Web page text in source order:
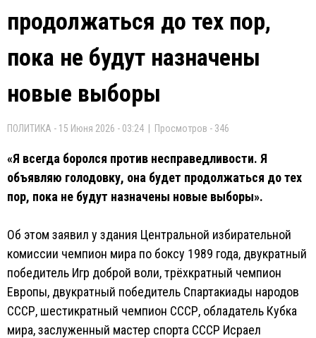
продолжаться до тех пор,
пока не будут назначены
новые выборы
ПОЛИТИКА - 15 Июня 2026 - 03:24 | Просмотров - 346
«Я всегда боролся против несправедливости. Я
объявляю голодовку, она будет продолжаться до тех
пор, пока не будут назначены новые выборы».
Об этом заявил у здания Центральной избирательной
комиссии чемпион мира по боксу 1989 года, двукратный
победитель Игр доброй воли, трёхкратный чемпион
Европы, двукратный победитель Спартакиады народов
СССР, шестикратный чемпион СССР, обладатель Кубка
мира, заслуженный мастер спорта СССР Исраел